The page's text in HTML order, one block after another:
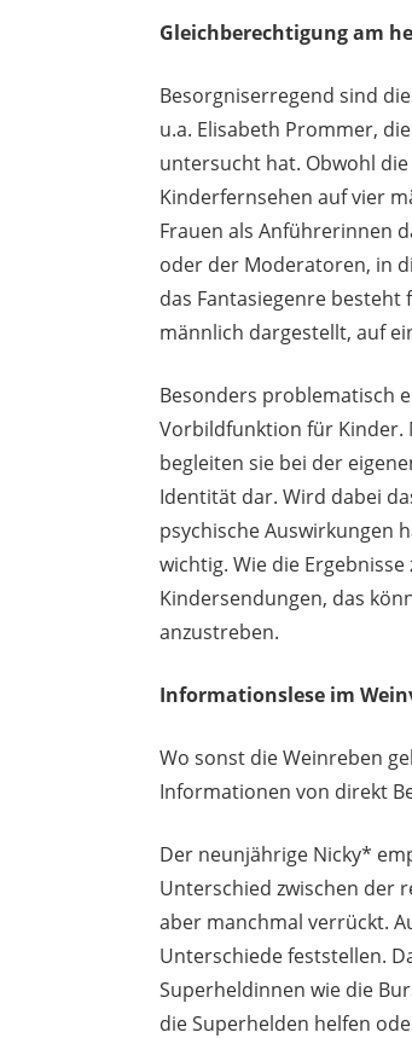
Gleichberechtigung am
Besorgniserregend sind die
u.a. Elisabeth Prommer,
untersucht hat. Obwohl
Kinderfernsehen auf vier
Frauen als Anführerinnen
oder der Moderatoren, in
das Fantasiegenre besteht
männlich dargestellt, auf
Besonders problematisch
Vorbildfunktion für Kinder.
begleiten sie bei der
Identität dar. Wird dabei
psychische Auswirkungen
wichtig. Wie die
Kindersendungen, das
anzustreben.
Informationslese im
Wo sonst die Weinreben
Informationen von direkt
Der neunjährige Nicky*
Unterschied zwischen der
aber manchmal verrückt.
Unterschiede feststellen.
Superheldinnen wie die
die Superhelden helfen